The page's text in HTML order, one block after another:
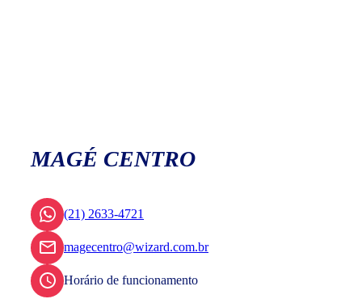
MAGÉ CENTRO
(21) 2633-4721
magecentro@wizard.com.br
Horário de funcionamento